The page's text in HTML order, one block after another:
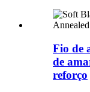
Fio de
de
reforço